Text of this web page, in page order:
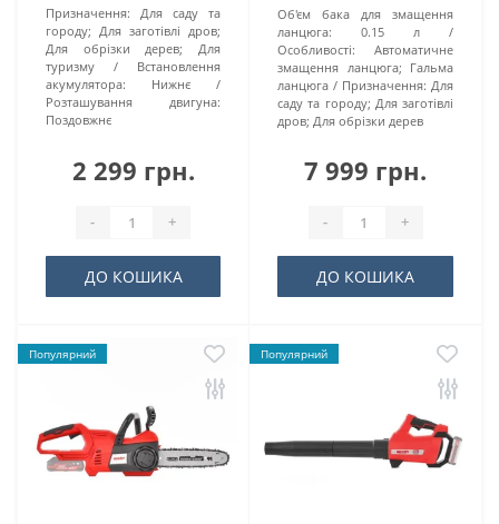
Призначення:
Для саду та
городу; Для заготівлі дров;
Для обрізки дерев; Для
туризму
Встановлення
акумулятора:
Нижнє
Розташування двигуна:
Поздовжнє
2 299 грн.
- +
ДО КОШИКА
Об'єм бака для змащення
ланцюга:
0.15 л
Особливості:
Автоматичне
змащення ланцюга; Гальма
ланцюга
Призначення: Для
саду та городу; Для заготівлі
дров; Для обрізки дерев
7 999 грн.
- +
ДО КОШИКА
Популярний Популярний